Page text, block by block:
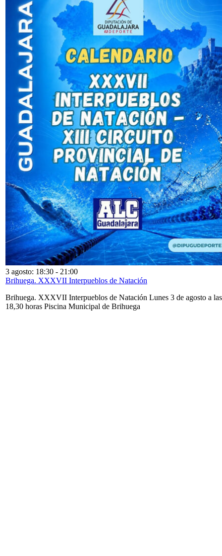
3 agosto: 18:30 - 21:00
Brihuega. XXXVII Interpueblos de Natación
Brihuega. XXXVII Interpueblos de Natación Lunes 3 de agosto a las
18,30 horas Piscina Municipal de Brihuega